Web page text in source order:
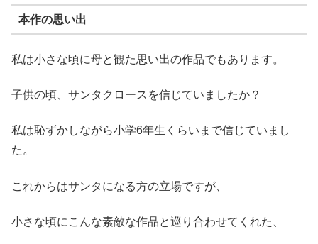
本作の思い出
私は小さな頃に母と観た思い出の作品でもあります。
子供の頃、サンタクロースを信じていましたか？
私は恥ずかしながら小学6年生くらいまで信じていまし
た。
これからはサンタになる方の立場ですが、
小さな頃にこんな素敵な作品と巡り合わせてくれた、